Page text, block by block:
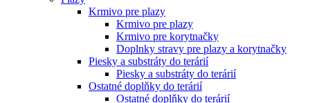
Krmivo pre plazy
Krmivo pre plazy
Krmivo pre korytnačky
Doplnky stravy pre plazy a korytnačky
Piesky a substráty do terárií
Piesky a substráty do terárií
Ostatné doplňky do terárií
Ostatné doplňky do terárií